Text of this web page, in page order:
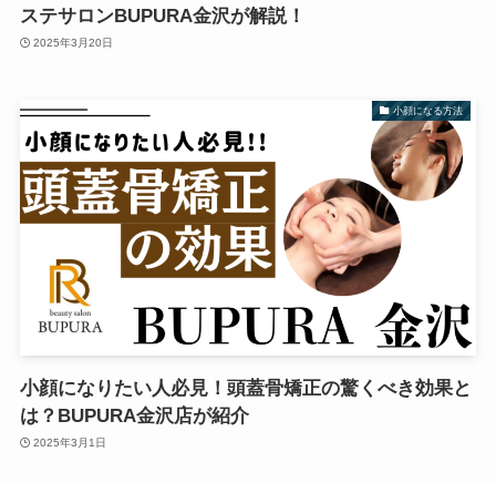
ステサロンBUPURA金沢が解説！
2025年3月20日
小顔になる方法
小顔になりたい人必見！頭蓋骨矯正の驚くべき効果と
は？BUPURA金沢店が紹介
2025年3月1日